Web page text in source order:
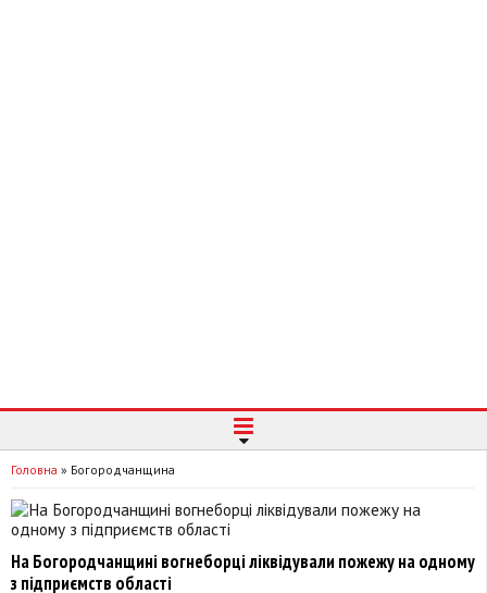
Головна » Богородчанщина
На Богородчанщині вогнеборці ліквідували пожежу на одному
з підприємств області